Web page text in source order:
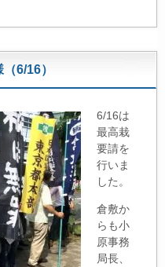
6/16）
6/16は
最高栽
要請を
行いま
した。
倉敷か
らも小
原事務
局長、